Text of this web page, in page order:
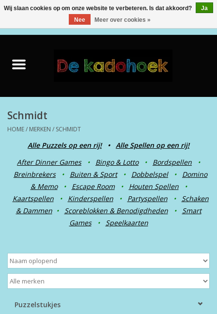
SPEELGOED
CREATIEF
BACK TO SCHOOL
TEKSTKADO
WENS & POSTKAARTEN
MERKEN
Schmidt
HOME/ MERKEN / SCHMIDT
Alle Puzzels op een rij!• Alle Spellen op een rij!
After Dinner Games
• Bingo & Lotto • Bordspellen
•
Breinbrekers
• Buiten & Sport • Dobbelspel •
Domino
& Memo
• Escape Room • Houten Spellen
•
Kaartspellen
• Kinderspellen • Partyspellen •
Schaken
& Dammen • Scoreblokken & Benodigdheden •
Smart
Games
• Speelkaarten
Puzzelstukjes
Wij slaan cookies op om onze website te verbeteren. Is dat akkoord?
Ja
Nee
Meer over cookies »